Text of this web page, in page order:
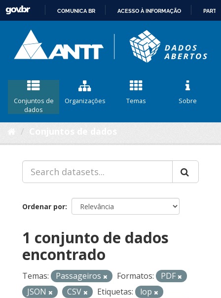
CONTEÚDO
COMUNICA BR ACESSO À INFORMAÇÃO
Conjuntos de
dados
Organizações Temas Sobre
Ordenar por
1 conjunto de dados
encontrado
Temas: Passageiros Formatos:
PDF
JSON
CSV Etiquetas:
lop